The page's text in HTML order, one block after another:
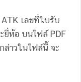
เลขที่ใบรับ
ยี่ห้อ บนไฟล์ PDF
ล่าวในไฟล์นี้ จะ